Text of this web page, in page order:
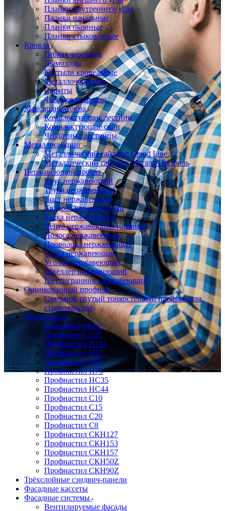
Планки внутреннего угла
Планки начальные
Планки оконные
Планки стыковочные
Кровля
Гибкая черепица
Дымоходы
Костыли кровельные
Металлочерепица
Софиты
Фальцевая кровля
Мансардные окна
Комплектующие лестниц
Комплектующие окон
Чердачные лестницы
Металлосайдинг
Металлический сайдинг Grand Line
Металлический сайдинг Металл Профиль
Нержавеющий прокат
Круг нержавеющий
Труба нержавеющая
Лист нержавеющий
Квадрат нержавеющий
Балка нержавеющая
Лента нержавеющая (штрипс)
Полоса нержавеющая
Проволока нержавеющая
Сетка нержавеющая
Уголок нержавеющий
Швеллер нержавеющий
Шестигранник нержавеющий
Оцинкованный профиль
Стальной гнутый тонкостенный профиль для
строительства
Профнастил
Комплектующие
Профнастил C21
Профнастил Н114
Профнастил Н57
Профнастил Н60
Профнастил Н75
Профнастил НС35
Профнастил НС44
Профнастил С10
Профнастил С15
Профнастил С20
Профнастил С8
Профнастил СКН127
Профнастил СКН153
Профнастил СКН157
Профнастил СКН50Z
Профнастил СКН90Z
Трёхслойные сэндвич-панели
Фасадные кассеты
Фасадные системы
Вентилируемые фасады